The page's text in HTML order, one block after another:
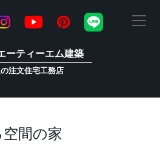
ーティーエム建築
注文住宅工務店
間の家